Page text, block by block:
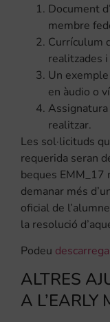
Document
membre
Currículum
realitzades
Un
en àudio o
realitzar.
Les sol·licituds
requerida seran
beques EMM_17
demanar més
oficial de
la resolució
Podeu
ALTRES
A L’EARLY